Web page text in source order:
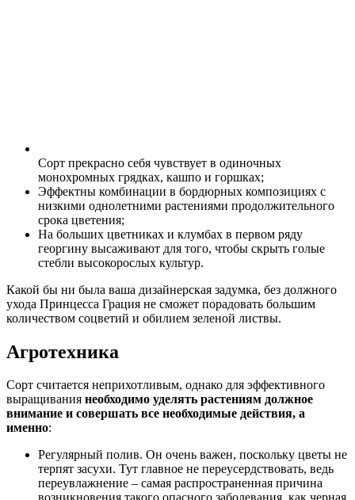
Сорт прекрасно себя чувствует в одиночных
монохромных грядках, кашпо и горшках;
Эффектны комбинации в бордюрных композициях с
низкими однолетними растениями продолжительного
срока цветения;
На больших цветниках и клумбах в первом ряду
георгину высаживают для того, чтобы скрыть голые
стебли высокорослых культур.
Какой бы ни была ваша дизайнерская задумка, без должного
ухода Принцесса Грация не сможет порадовать большим
количеством соцветий и обилием зеленой листвы.
Агротехника
Сорт считается неприхотливым, однако для эффективного
выращивания необходимо уделять растениям должное
внимание и совершать все необходимые действия, а
именно:
Регулярный полив. Он очень важен, поскольку цветы не
терпят засухи. Тут главное не переусердствовать, ведь
переувлажнение – самая распространенная причина